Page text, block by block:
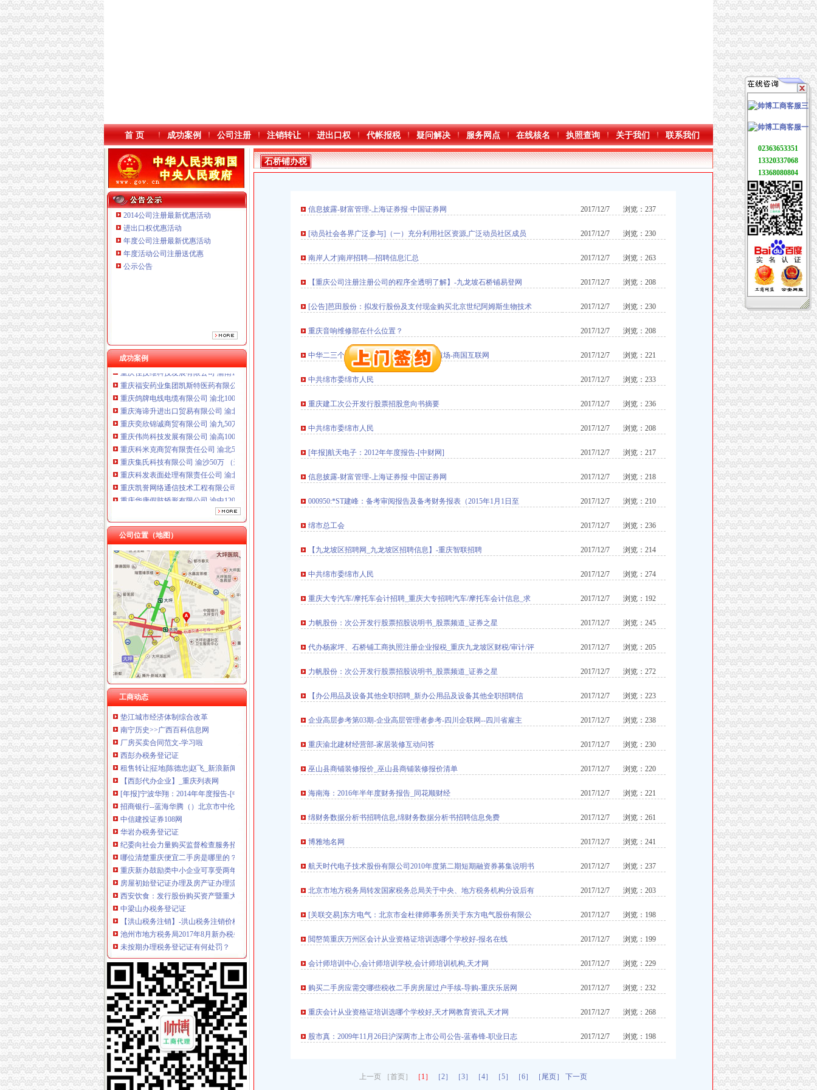
首 页 成功案例 公司注册 注销转让 进出口权 代帐报税 疑问解决 服务网点 在线核名 执照查询 关于我们 联系我们
2014公司注册最新优惠活动
进出口权优惠活动
年度公司注册最新优惠活动
年度活动公司注册送优惠
公示公告
成功案例
重庆鸽牌电线电缆有限公司 渝北10010万 (进出口权)
重庆海谛升进出口贸易有限公司 渝北100万 （进出口权）
重庆奕欣锦诚商贸有限公司 渝九50万 （工商注册）
重庆凯誉网络通信技术工程有限公司渝中分公司 （工商注册）
重庆华康假肢矫形有限公司 渝中120万 （增资）
重庆佳技维科技发展有限公司 渝南100万 （进出口权）
重庆福安药业集团凯斯特医药有限公司 渝新100万 （进出口权）
重庆鸽牌电线电缆有限公司 渝北10010万 (进出口权)
重庆海谛升进出口贸易有限公司 渝北100万 （进出口权）
重庆奕欣锦诚商贸有限公司 渝九50万 （工商注册）
重庆伟尚科技发展有限公司 渝高100万 （工商注册）
重庆科米克商贸有限责任公司 渝北50万 （工商注册）
重庆集氏科技有限公司 渝沙50万 （进出口权）
重庆科发表面处理有限责任公司 渝北800万 （进出口权）
重庆凯誉网络通信技术工程有限公司渝中分公司 （工商注册）
重庆华康假肢矫形有限公司 渝中120万 （增资）
重庆佳技维科技发展有限公司 渝南100万 （进出口权）
重庆福安药业集团凯斯特医药有限公司 渝新100万 （进出口权）
公司位置（地图）
工商动态
杨家坪
重庆九龙坡杨家坪二手房房价_成交信息_重庆九龙坡杨家坪二手房房价
重庆国美杨家坪店-国美
杨家坪房地产中介信息网,杨家坪经纪人排行榜精英置业顾问-福州安
杨家坪房地产中介信息网,杨家坪经纪人排行榜精英置业顾问-武汉安
九龙坡杨家坪租房_九龙坡杨家坪房屋出租–重庆租房网
渝州路办税务登记证
抚州市南城县信息公开
两江新区实行“三证合一”企业注册登记只需2个法定工作日-今日重庆
垫江城市经济体制综合改革
南宁历史>>广西百科信息网
厂房买卖合同范文-学习啦
西彭办税务登记证
租售转让|征地|陈德忠|赵飞_新浪新闻
【西彭代办企业】_重庆列表网
[年报]宁波华翔：2014年年度报告-[中财网]
招商银行--蓝海华腾（）北京市中伦律师事务所关于公司次
中信建投证券108网
华岩办税务登记证
纪委向社会力量购买监督检查服务招标公告-中国采招网
哪位清楚重庆便宜二手房是哪里的？_商品房装修|一起网装修
重庆新办鼓励类中小企业可享受两年财政补贴_重庆房地产_房掌柜
房屋初始登记证办理及房产证办理流程_房产资讯-重庆房天下
西安饮食：发行股份购买资产暨重大资产重组报告书（草案）_西安饮
中梁山办税务登记证
【洪山税务注销】-洪山税务注销价格|批发-洪山税务注销公司-黄页88网
池州市地方税务局2017年8月新办税务登记清册--池州市人民
未按期办理税务登记证有何处罚？
进行联合办理税务登记的具体流程（转载）_会计_论坛_天涯社区
新办税务登记证所需资料_中华文本库
杨家坪办税务登记证
部分教辅机构擦边球：教室加三五个＂老师＂就招生-新闻热点-E都市
内蒙古自区交通运输厅
16重庆银行二级发行公告_券_财讯纵览_浏览用户_国泰君安
漫漫上税路,苦逼纳税人。到渝中区国税局开张发票居然耗时6小时！_
08国电集CP01(D0)募集说明书_券频道_证券之星
谢家湾办税务登记证
媒体对比南海诸国海实力称菲律宾力弱心大-TVS-南方电视台
开门利是申请报告_列表网问答
建摩B:2011年年度报告
石桥铺办税
务登记证
信息披露-财富管理-上海证券报·中国证券网 2017/12/7 浏览：237
[动员社会各界广泛参与]（一）充分利用社区资源,广泛动员社区成员 2017/12/7 浏览：230
南岸人才|南岸招聘—招聘信息汇总 2017/12/7 浏览：263
【重庆公司注册注册公司的程序全透明了解】-九龙坡石桥铺易登网 2017/12/7 浏览：208
[公告]芭田股份：拟发行股份及支付现金购买北京世纪阿姆斯生物技术 2017/12/7 浏览：230
重庆音响维修部在什么位置？ 2017/12/7 浏览：208
中华二三个月的狼青价格_嘉祥县双鸿养殖场-商国互联网 2017/12/7 浏览：221
中共绵市委绵市人民 2017/12/7 浏览：233
重庆建工次公开发行股票招股意向书摘要 2017/12/7 浏览：236
中共绵市委绵市人民 2017/12/7 浏览：208
[年报]航天电子：2012年年度报告-[中财网] 2017/12/7 浏览：217
信息披露-财富管理-上海证券报·中国证券网 2017/12/7 浏览：218
000950:*ST建峰：备考审阅报告及备考财务报表（2015年1月1日至 2017/12/7 浏览：210
绵市总工会 2017/12/7 浏览：236
【九龙坡区招聘网_九龙坡区招聘信息】-重庆智联招聘 2017/12/7 浏览：214
中共绵市委绵市人民 2017/12/7 浏览：274
重庆大专汽车/摩托车会计招聘_重庆大专招聘汽车/摩托车会计信息_求 2017/12/7 浏览：192
力帆股份：次公开发行股票招股说明书_股票频道_证券之星 2017/12/7 浏览：245
代办杨家坪、石桥铺工商执照注册企业报税_重庆九龙坡区财税/审计/评 2017/12/7 浏览：205
力帆股份：次公开发行股票招股说明书_股票频道_证券之星 2017/12/7 浏览：272
【办公用品及设备其他全职招聘_新办公用品及设备其他全职招聘信 2017/12/7 浏览：223
企业高层参考第03期-企业高层管理者参考-四川企联网--四川省雇主 2017/12/7 浏览：238
重庆渝北建材经营部-家居装修互动问答 2017/12/7 浏览：230
巫山县商铺装修报价_巫山县商铺装修报价清单 2017/12/7 浏览：220
海南海：2016年半年度财务报告_同花顺财经 2017/12/7 浏览：221
绵财务数据分析书招聘信息,绵财务数据分析书招聘信息免费 2017/12/7 浏览：261
博雅地名网 2017/12/7 浏览：241
航天时代电子技术股份有限公司2010年度第二期短期融资券募集说明书 2017/12/7 浏览：237
北京市地方税务局转发国家税务总局关于中央、地方税务机构分设后有 2017/12/7 浏览：203
[关联交易]东方电气：北京市金杜律师事务所关于东方电气股份有限公 2017/12/7 浏览：198
閲嶅简重庆万州区会计从业资格证培训选哪个学校好-报名在线 2017/12/7 浏览：199
会计师培训中心,会计师培训学校,会计师培训机构,天才网 2017/12/7 浏览：229
购买二手房应需交哪些税收二手房房屋过户手续-导购-重庆乐居网 2017/12/7 浏览：232
重庆会计从业资格证培训选哪个学校好,天才网教育资讯,天才网 2017/12/7 浏览：268
股市真：2009年11月26日沪深两市上市公司公告-蓝春锋-职业日志 2017/12/7 浏览：198
上一页 ［首页］ ［1］ ［2］ ［3］ ［4］ ［5］ ［6］ ［尾页］ 下一页
02363653351
13320337068
13368080804